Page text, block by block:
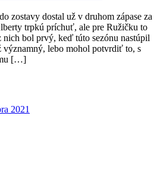
zostavy dostal už v druhom zápase za
trpkú príchuť, ale pre Ružičku to
bol prvý, keď túto sezónu nastúpil
lebo mohol potvrdiť to, s
[…]
2021